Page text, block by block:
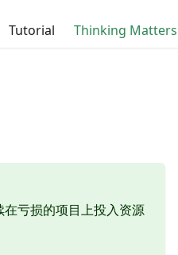
Tutorial Thinking Matters
在亏损的项目上投入资源